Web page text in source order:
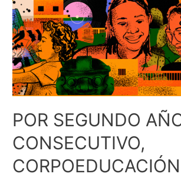
POR SEGUNDO
CONSECUTIVO,